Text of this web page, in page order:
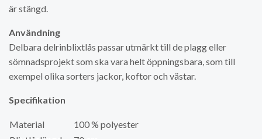
är stängd.
Användning
Delbara delrinblixtlås passar utmärkt till de plagg eller
sömnadsprojekt som ska vara helt öppningsbara, som till
exempel olika sorters jackor, koftor och västar.
Specifikation
Material
100 % polyester